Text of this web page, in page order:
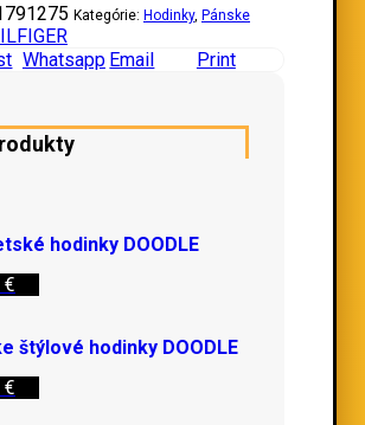
Kategórie: Hodinky, Pánske
Whatsapp Email Print
hodinky DOODLE
€
štýlové hodinky DOODLE
€